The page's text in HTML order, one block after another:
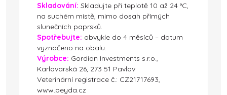
Skladování: Skladujte při teplotě 10 až 24 °C,
na suchém místě, mimo dosah přímých
slunečních paprsků.
Spotřebujte: obvykle do 4 měsíců – datum
vyznačeno na obalu.
Výrobce: Gordian Investments s.r.o.,
Karlovarská 26, 273 51 Pavlov
Veterinární registrace č.: CZ21717693,
www.peyda.cz